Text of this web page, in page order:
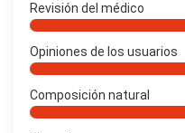
Revisión del médico
Opiniones de los usuarios
Composición natural